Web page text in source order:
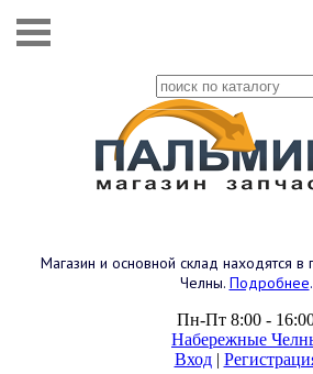
Магазин и основной склад находятся
Челны. Подробнее.
Пн-Пт 8:00 -
Набережные
Вход|